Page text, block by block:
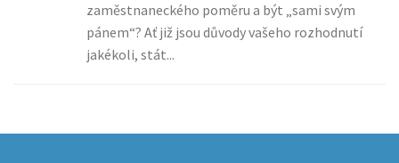
zaměstnaneckého poměru a být „sami svým
pánem“? Ať již jsou důvody vašeho rozhodnutí
jakékoli, stát...